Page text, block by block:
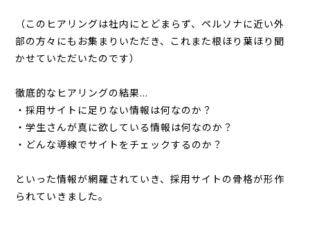
（このヒアリングは社内にとどまらず、ペルソナに近い外
部の方々にもお集まりいただき、これまた根ほり葉ほり聞
かせていただいたのです）
徹底的なヒアリングの結果…
・採用サイトに足りない情報は何なのか？
・学生さんが真に欲している情報は何なのか？
・どんな導線でサイトをチェックするのか？
といった情報が網羅されていき、採用サイトの骨格が形作
られていきました。